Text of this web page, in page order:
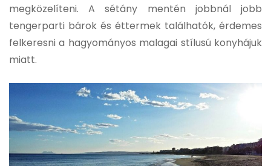
megközelíteni. A sétány mentén jobbnál jobb
tengerparti bárok és éttermek találhatók, érdemes
felkeresni a hagyományos malagai stílusú konyhájuk
miatt.